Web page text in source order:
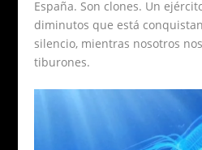
España. Son clones. Un
diminutos que está
silencio, mientras nosotros
tiburones.